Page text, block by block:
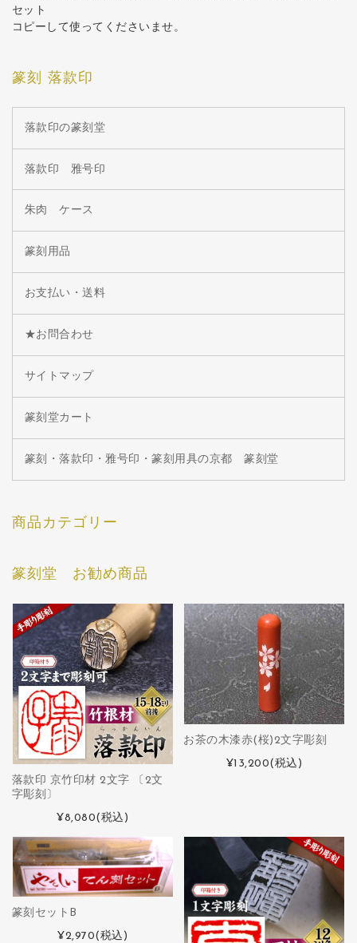
セット
コピーして使ってくださいませ。
篆刻 落款印
落款印の篆刻堂
落款印 雅号印
朱肉 ケース
篆刻用品
お支払い・送料
★お問合わせ
サイトマップ
篆刻堂カート
篆刻・落款印・雅号印・篆刻用具の京都 篆刻堂
商品カテゴリー
篆刻堂 お勧め商品
落款印 京竹印材 2文字 〔2文
字彫刻〕
¥8,080(税込)
お茶の木漆赤(桜)2文字彫刻
¥13,200(税込)
篆刻セットB
¥2,970(税込)